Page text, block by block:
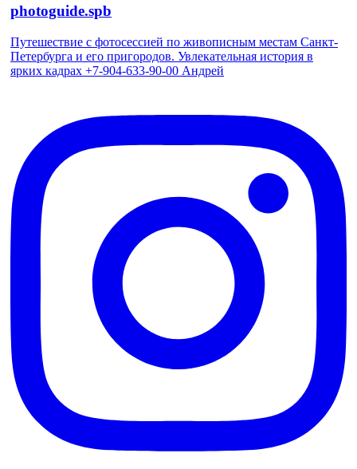
photoguide.spb
Путешествие с фотосессией по живописным местам Санкт-
Петербурга и его пригородов. Увлекательная история в
ярких кадрах +7-904-633-90-00 Андрей